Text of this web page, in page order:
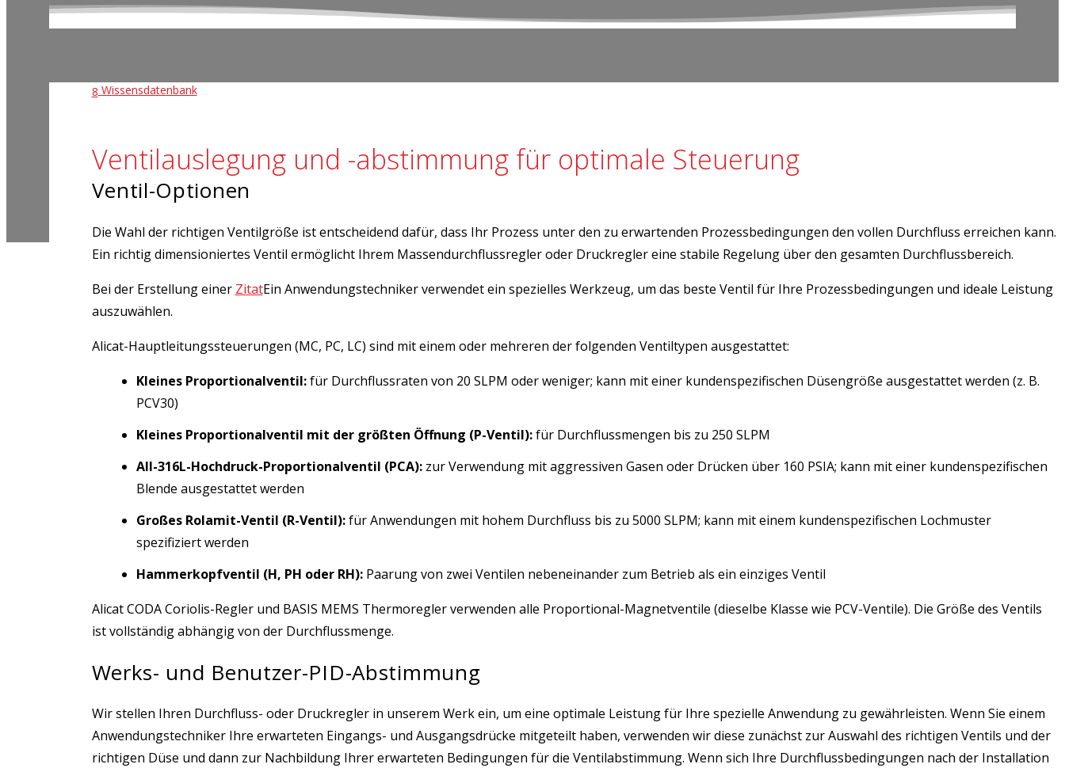
8 Wissensdatenbank
Ventilauslegung und -abstimmung für optimale Steuerung
Ventil-Optionen
Die Wahl der richtigen Ventilgröße ist entscheidend dafür, dass Ihr Prozess unter den zu erwartenden Prozessbedingungen den vollen Durchfluss erreichen kann.
Ein richtig dimensioniertes Ventil ermöglicht Ihrem Massendurchflussregler oder Druckregler eine stabile Regelung über den gesamten Durchflussbereich.
Bei der Erstellung einer ZitatEin Anwendungstechniker verwendet ein spezielles Werkzeug, um das beste Ventil für Ihre Prozessbedingungen und ideale Leistung
auszuwählen.
Alicat-Hauptleitungssteuerungen (MC, PC, LC) sind mit einem oder mehreren der folgenden Ventiltypen ausgestattet:
Kleines Proportionalventil:für Durchflussraten von 20 SLPM oder weniger; kann mit einer kundenspezifischen Düsengröße ausgestattet werden (z. B.
PCV30)
Kleines Proportionalventil mit der größten Öffnung (P-Ventil):für Durchflussmengen bis zu 250 SLPM
All-316L-Hochdruck-Proportionalventil (PCA):zur Verwendung mit aggressiven Gasen oder Drücken über 160 PSIA; kann mit einer kundenspezifischen
Blende ausgestattet werden
Großes Rolamit-Ventil (R-Ventil):für Anwendungen mit hohem Durchfluss bis zu 5000 SLPM; kann mit einem kundenspezifischen Lochmuster
spezifiziert werden
Hammerkopfventil (H, PH oder RH):Paarung von zwei Ventilen nebeneinander zum Betrieb als ein einziges Ventil
Alicat CODA Coriolis-Regler und BASIS MEMS Thermoregler verwenden alle Proportional-Magnetventile (dieselbe Klasse wie PCV-Ventile). Die Größe des Ventils
ist vollständig abhängig von der Durchflussmenge.
Werks- und Benutzer-PID-Abstimmung
Wir stellen Ihren Durchfluss- oder Druckregler in unserem Werk ein, um eine optimale Leistung für Ihre spezielle Anwendung zu gewährleisten. Wenn Sie einem
Anwendungstechniker Ihre erwarteten Eingangs- und Ausgangsdrücke mitgeteilt haben, verwenden wir diese zunächst zur Auswahl des richtigen Ventils und der
richtigen Düse und dann zur Nachbildung Ihrer erwarteten Bedingungen für die Ventilabstimmung. Wenn sich Ihre Durchflussbedingungen nach der Installation